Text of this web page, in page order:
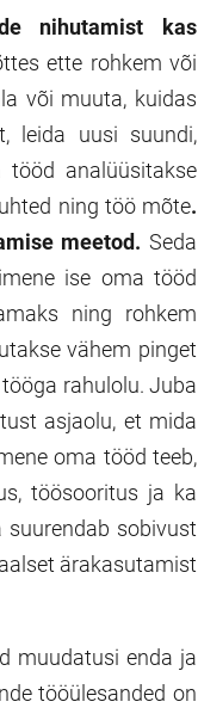
nihutamist kas
ette rohkem või
või muuta, kuidas
leida uusi suundi,
analüüsitakse
ning töö mõte.
meetod. Seda
ise oma tööd
ning rohkem
vähem pinget
rahulolu. Juba
asjaolu, et mida
oma tööd teeb,
töösooritus ja ka
sobivust
ärakasutamist
muudatusi enda ja
tööülesanded on